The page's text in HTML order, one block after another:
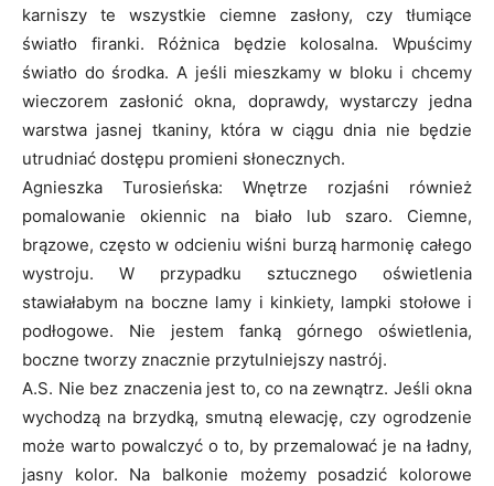
karniszy te wszystkie ciemne zasłony, czy tłumiące
światło firanki. Różnica będzie kolosalna. Wpuścimy
światło do środka. A jeśli mieszkamy w bloku i chcemy
wieczorem zasłonić okna, doprawdy, wystarczy jedna
warstwa jasnej tkaniny, która w ciągu dnia nie będzie
utrudniać dostępu promieni słonecznych.
Agnieszka Turosieńska: Wnętrze rozjaśni również
pomalowanie okiennic na biało lub szaro. Ciemne,
brązowe, często w odcieniu wiśni burzą harmonię całego
wystroju. W przypadku sztucznego oświetlenia
stawiałabym na boczne lamy i kinkiety, lampki stołowe i
podłogowe. Nie jestem fanką górnego oświetlenia,
boczne tworzy znacznie przytulniejszy nastrój.
A.S. Nie bez znaczenia jest to, co na zewnątrz. Jeśli okna
wychodzą na brzydką, smutną elewację, czy ogrodzenie
może warto powalczyć o to, by przemalować je na ładny,
jasny kolor. Na balkonie możemy posadzić kolorowe